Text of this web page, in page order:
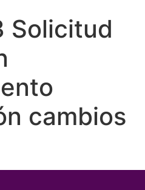
Solicitud
cambios